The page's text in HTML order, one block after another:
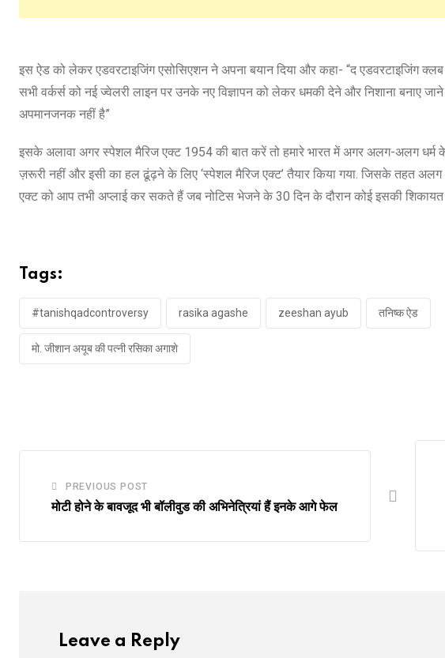
इस ऐड को लेकर एडवरटाइजिंग एसोसिएशन ने अपना बयान दिया और कहा- “द एडवरटाइजिंग
सभी वर्कर्स को नई ज्वेलरी लाइन पर उनके नए विज्ञापन को लेकर धमकी देने और निशाना बनाए
अपमानजनक नहीं है”
इसके अलावा अगर स्पेशल मैरिज एक्ट 1954 की बात करें तो हमारे भारत में अगर अलग-अलग धर्म
ज़रूरी नहीं और इसी का हल ढूंढ़ने के लिए ‘स्पेशल मैरिज एक्ट’ तैयार किया गया. जिसके तहत अलग
एक्ट को आप तभी अप्लाई कर सकते हैं जब नोटिस भेजने के 30 दिन के दौरान कोई इसकी
Tags:
#tanishqadcontroversy rasika agashe zeeshan ayub तनिष्क ऐड
मो. जीशान अयूब की पत्नी रसिका अगाशे
PREVIOUS POST
मोटी होने के बावजूद भी बॉलीवुड की अभिनेत्रियां हैं इनके आगे फेल
Leave a Reply